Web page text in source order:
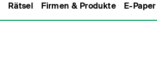
Rätsel Firmen & Produkte E-Paper